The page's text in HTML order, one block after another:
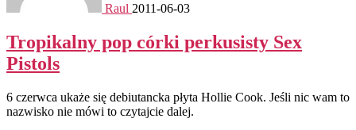
Raul 2011-06-03
Tropikalny pop córki perkusisty Sex
Pistols
6 czerwca ukaże się debiutancka płyta Hollie Cook. Jeśli nic wam to
nazwisko nie mówi to czytajcie dalej.